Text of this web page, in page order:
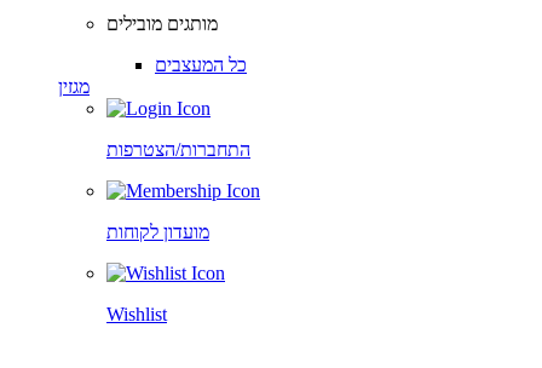
מותגים מובילים
כל המעצבים
מגזין
התחברות/הצטרפות
מועדון לקוחות
Wishlist